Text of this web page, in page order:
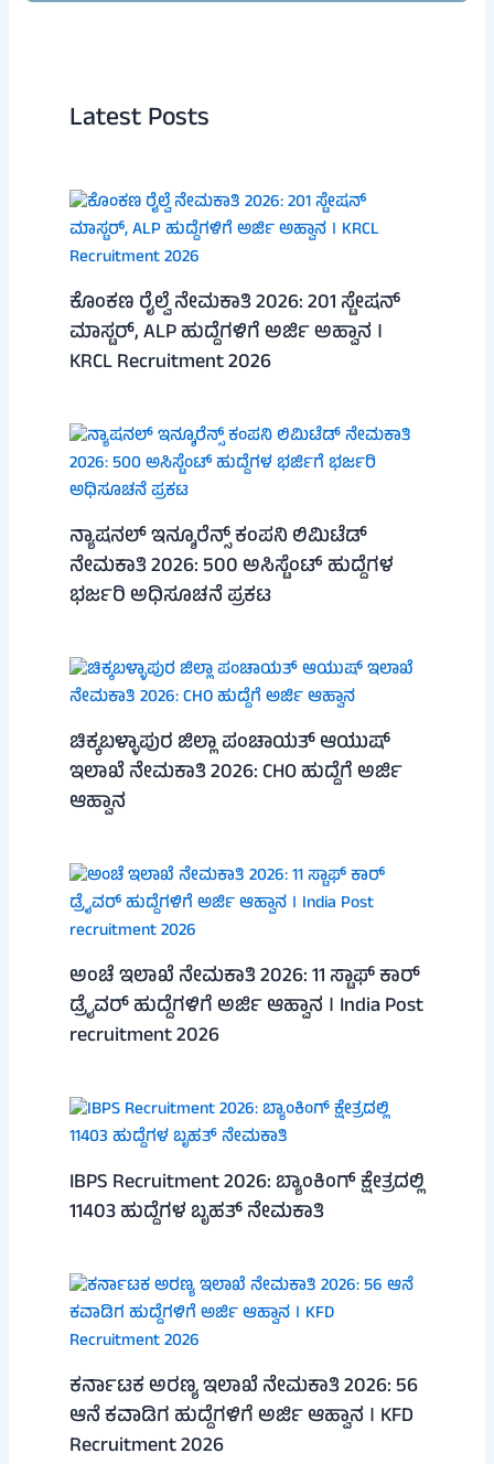
Latest Posts
ಕೊಂಕಣ ರೈಲ್ವೆ ನೇಮಕಾತಿ 2026: 201 ಸ್ಟೇಷನ್
ಮಾಸ್ಟರ್, ALP ಹುದ್ದೆಗಳಿಗೆ ಅರ್ಜಿ ಅಹ್ವಾನ ।
KRCL Recruitment 2026
ನ್ಯಾಷನಲ್ ಇನ್ಶೂರೆನ್ಸ್ ಕಂಪನಿ ಲಿಮಿಟೆಡ್
ನೇಮಕಾತಿ 2026: 500 ಅಸಿಸ್ಟೆಂಟ್ ಹುದ್ದೆಗಳ
ಭರ್ಜರಿ ಅಧಿಸೂಚನೆ ಪ್ರಕಟ
ಚಿಕ್ಕಬಳ್ಳಾಪುರ ಜಿಲ್ಲಾ ಪಂಚಾಯತ್ ಆಯುಷ್
ಇಲಾಖೆ ನೇಮಕಾತಿ 2026: CHO ಹುದ್ದೆಗೆ ಅರ್ಜಿ
ಆಹ್ವಾನ
ಅಂಚೆ ಇಲಾಖೆ ನೇಮಕಾತಿ 2026: 11 ಸ್ಟಾಫ್ ಕಾರ್
ಡ್ರೈವರ್ ಹುದ್ದೆಗಳಿಗೆ ಅರ್ಜಿ ಆಹ್ವಾನ । India Post
recruitment 2026
IBPS Recruitment 2026: ಬ್ಯಾಂಕಿಂಗ್ ಕ್ಷೇತ್ರದಲ್ಲಿ
11403 ಹುದ್ದೆಗಳ ಬೃಹತ್ ನೇಮಕಾತಿ
ಕರ್ನಾಟಕ ಅರಣ್ಯ ಇಲಾಖೆ ನೇಮಕಾತಿ 2026: 56
ಆನೆ ಕವಾಡಿಗ ಹುದ್ದೆಗಳಿಗೆ ಅರ್ಜಿ ಆಹ್ವಾನ । KFD
Recruitment 2026